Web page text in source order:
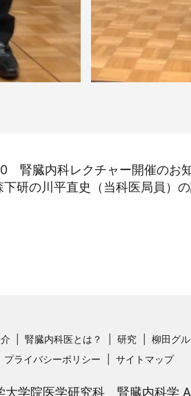
腎臓内科レクチャー開催のお
下研の川平直史（当科医局員）
腎臓内科医とは？ 研究 柳田グ
プライバシーポリシー
サイトマップ
学院医学研究科 腎臓内科学